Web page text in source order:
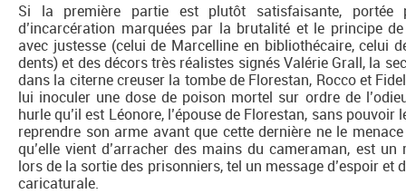
Si la première partie est plutôt satisfaisante,
d’incarcération marquées par la brutalité et le principe
avec justesse (celui de Marcelline en bibliothécaire, celui
dents) et des décors très réalistes signés Valérie Grall, la
dans la citerne creuser la tombe de Florestan, Rocco et
lui inoculer une dose de poison mortel sur ordre de
hurle qu’il est Léonore, l’épouse de Florestan, sans
reprendre son arme avant que cette dernière ne le
qu’elle vient d’arracher des mains du cameraman, est
lors de la sortie des prisonniers, tel un message d’espoir et
caricaturale.